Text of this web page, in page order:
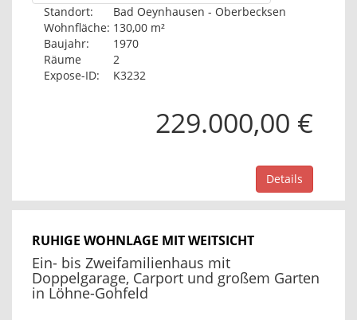
Standort:
Bad Oeynhausen - Oberbecksen
Wohnfläche: 130,00 m²
Baujahr:
1970
Räume
2
Expose-ID:
K3232
229.000,00 €
Details
RUHIGE WOHNLAGE MIT WEITSICHT
Ein- bis Zweifamilienhaus mit
Doppelgarage, Carport und großem Garten
in Löhne-Gohfeld